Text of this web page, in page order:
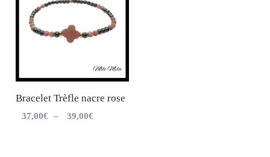
Bracelet Trèfle nacre rose
37,00€ – 39,00€